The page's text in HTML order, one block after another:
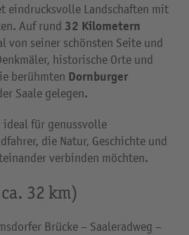
eindrucksvolle Landschaften mit
Auf rund 32 Kilometern
von seiner schönsten Seite und
historische Orte und
berühmten Dornburger
Saale gelegen.
ideal für genussvolle
die Natur, Geschichte und
verbinden möchten.
32 km)
Brücke – Saaleradweg –